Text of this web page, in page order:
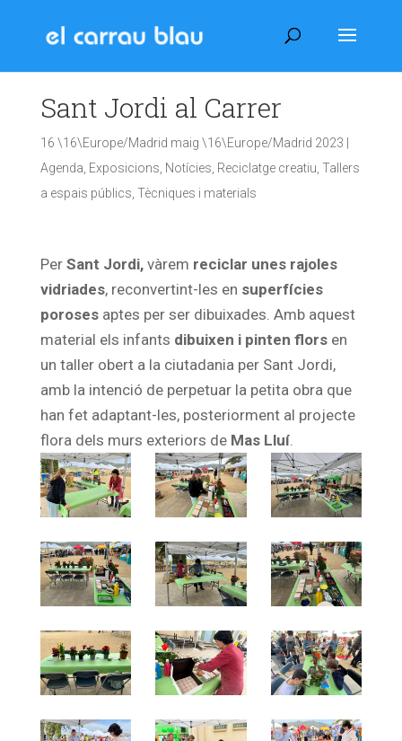
Sant Jordi al Carrer
16 \16\Europe/Madrid maig \16\Europe/Madrid 2023
Agenda Exposicions Notícies Reciclatge creatiu Tallers
a espais públics Tècniques i materials
Per Sant Jordi,vàrem reciclar unes rajoles
vidriades, reconvertint-les en superfícies
porosesaptes per ser dibuixades. Amb aquest
material els infants dibuixen i pinten florsen
un taller obert a la ciutadania per Sant Jordi,
amb la intenció de perpetuar la petita obra que
han fet adaptant-les, posteriorment al projecte
flora dels murs exteriors de Mas Lluí.